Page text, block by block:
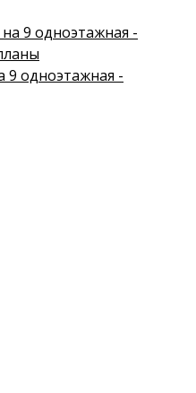
9 одноэтажная -